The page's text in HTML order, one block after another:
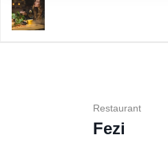
Restaurant
Fezi